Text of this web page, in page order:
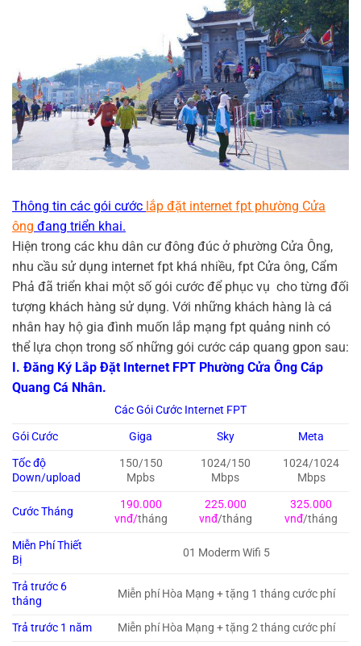
Thông tin các gói cước lắp đặt internet fpt phường Cửa
ông đang triển khai.
Hiện trong các khu dân cư đông đúc ở phường Cửa Ông,
nhu cầu sử dụng internet fpt khá nhiều, fpt Cửa ông, Cẩm
Phả đã triển khai một số gói cước để phục vụ cho từng đối
tượng khách hàng sử dụng. Với những khách hàng là cá
nhân hay hộ gia đình muốn lắp mạng fpt quảng ninh có
thể lựa chọn trong số những gói cước cáp quang gpon sau:
I. Đăng Ký Lắp Đặt Internet FPT Phường Cửa Ông Cáp
Quang Cá Nhân.
Các Gói Cước Internet FPT
Gói Cước
Giga Sky
Meta
Tốc độ
Down/upload
150/150
Mpbs
1024/150
Mbps
1024/1024
Mbps
Cước Tháng
190.000
vnđ/tháng
225.000
vnđ/tháng
325.000
vnđ/tháng
Miễn Phí Thiết
Bị
01 Moderm Wifi 5
Trả trước 6
tháng
Miễn phí Hòa Mạng + tặng 1 tháng cước phí
Trả trước 1 năm Miễn phí Hòa Mạng + tặng 2 tháng cước phí